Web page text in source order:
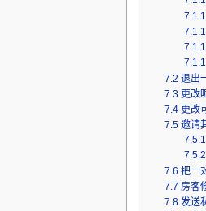
7.2 退出
7.3 更改
7.4 更改
7.5 邀请
7.5.1
7.5.2
7.6 把一
7.7 房客
7.8 发送